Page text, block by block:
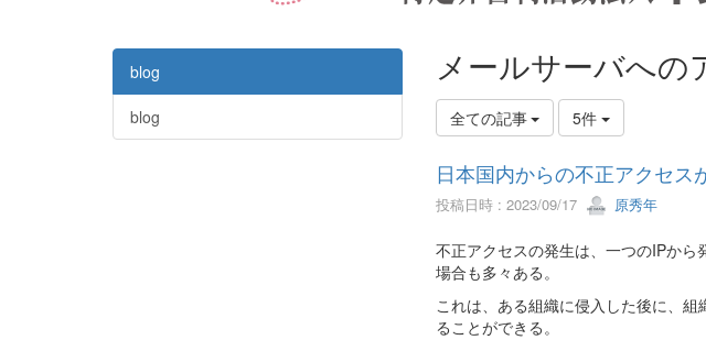
メールサーバへの
全ての記事 5件
日本国内からの不正アクセス
投稿日時 : 2023/09/17 原秀年
不正アクセスの発生は、一つのIPか
場合も多々ある。
これは、ある組織に侵入した後に、
ることができる。
blog
blog